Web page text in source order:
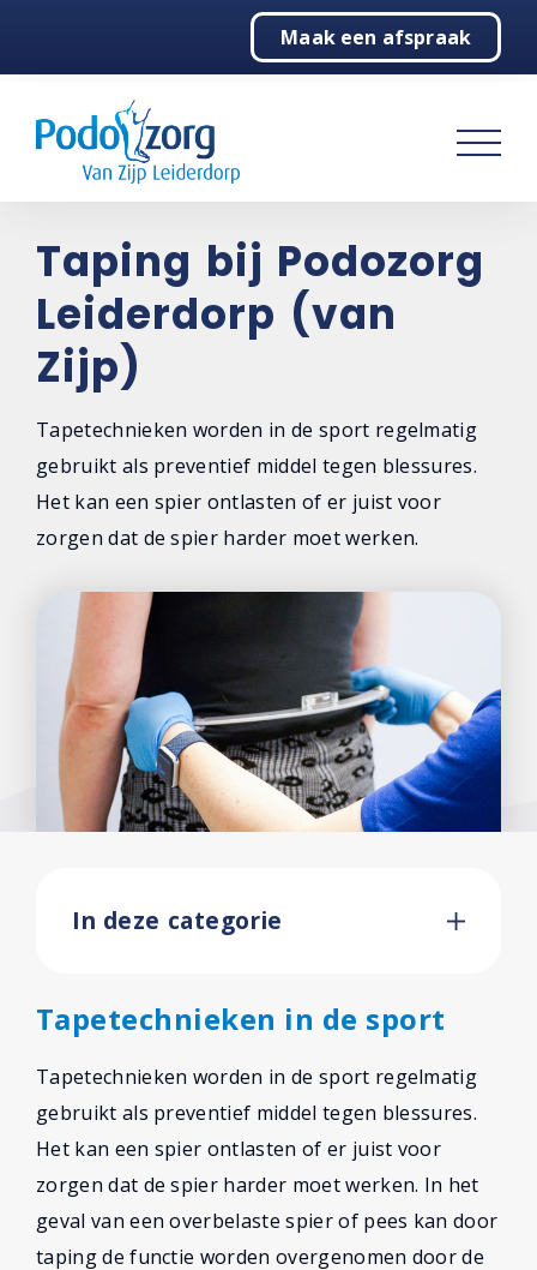
Maak een afspraak
Podologie
Behandelingen
Behandelingen overzicht
Echografie
Steunzolen
Schoenadvies
Ortheses en vilttechnieken
Steunkousen
Voetoefeningen
Over ons
Contact
Taping bij Podozorg
Leiderdorp (van
Zijp)
Tapetechnieken worden in de sport regelmatig
gebruikt als preventief middel tegen blessures.
Het kan een spier ontlasten of er juist voor
zorgen dat de spier harder moet werken.
In deze categorie
Tapetechnieken in de sport
Tapetechnieken worden in de sport regelmatig
gebruikt als preventief middel tegen blessures.
Het kan een spier ontlasten of er juist voor
zorgen dat de spier harder moet werken. In het
geval van een overbelaste spier of pees kan door
taping de functie worden overgenomen door de